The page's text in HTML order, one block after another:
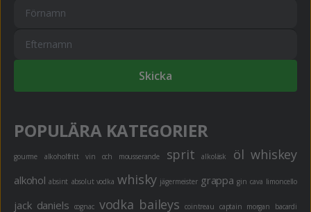
Skicka
POPULÄRA KATEGORIER
gourme alkoholfritt vin och mousserande sprit alkoläsk öl whiskey
alkohol absint absolut vodka whisky jägermeister grappa gin cava limoncello
jack daniels cognac vodka baileys cointreau captain morgan bacardi